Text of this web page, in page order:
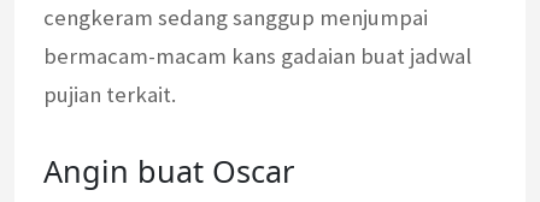
cengkeram sedang sanggup menjumpai
bermacam-macam kans gadaian buat jadwal
pujian terkait.
Angin buat Oscar